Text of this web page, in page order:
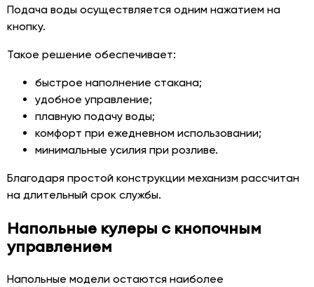
Подача воды осуществляется одним нажатием на
кнопку.
Такое решение обеспечивает:
быстрое наполнение стакана;
удобное управление;
плавную подачу воды;
комфорт при ежедневном использовании;
минимальные усилия при розливе.
Благодаря простой конструкции механизм рассчитан
на длительный срок службы.
Напольные кулеры с кнопочным
управлением
Напольные модели остаются наиболее